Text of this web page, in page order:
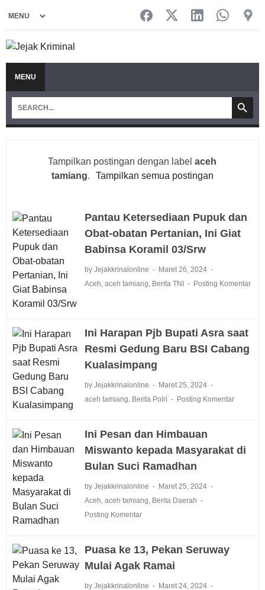
MENU
Tampilkan postingan dengan labelaceh
tamiang. Tampilkan semua postingan
Pantau Ketersediaan Pupuk dan
Obat-obatan Pertanian, Ini Giat
Babinsa Koramil 03/Srw
by Jejakkrinalonline
Maret 26, 2024
Aceh aceh tamiang Berita TNI Posting Komentar
Ini Harapan Pjb Bupati Asra saat
Resmi Gedung Baru BSI Cabang
Kualasimpang
by Jejakkrinalonline
Maret 25, 2024
aceh tamiang Berita Polri Posting Komentar
Ini Pesan dan Himbauan
Miswanto kepada Masyarakat di
Bulan Suci Ramadhan
by Jejakkrinalonline
Maret 25, 2024
Aceh aceh tamiang Berita Daerah
Posting Komentar
Puasa ke 13, Pekan Seruway
Mulai Agak Ramai
by Jejakkrinalonline
Maret 24, 2024